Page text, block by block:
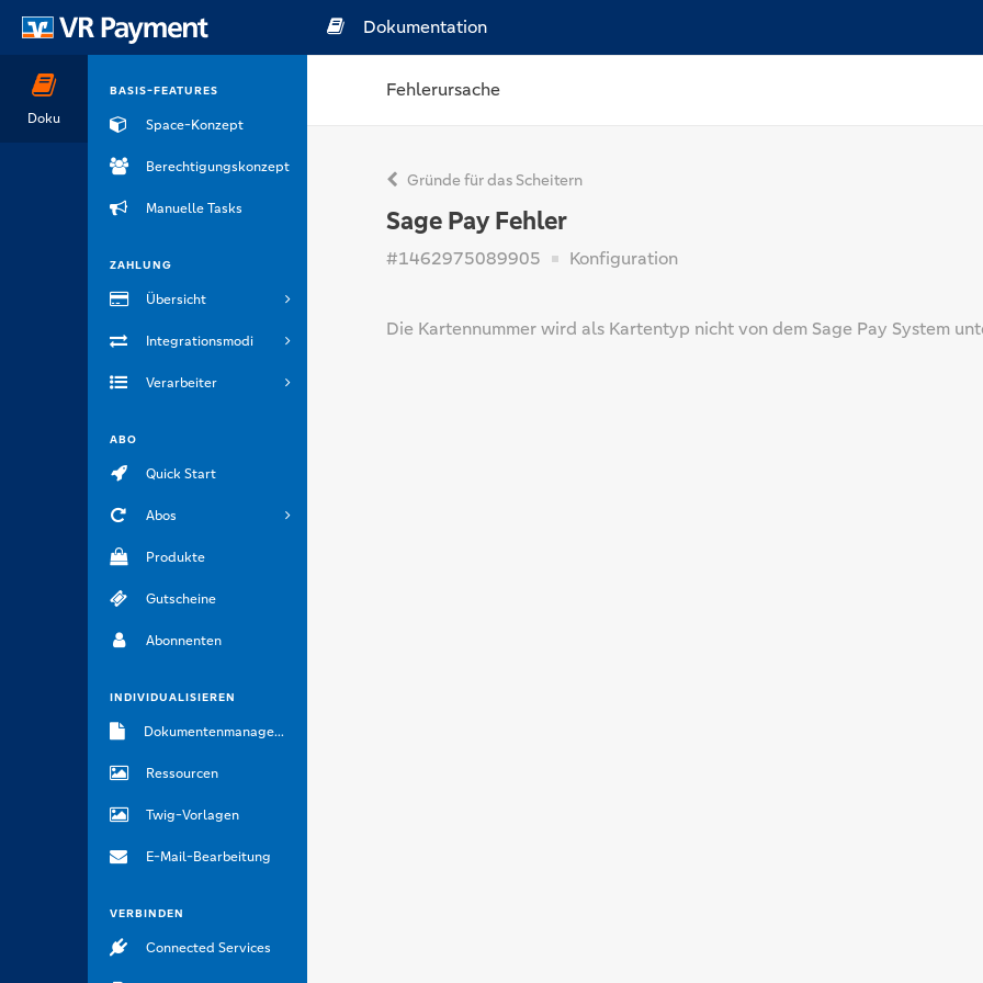
Doku
BASIS-FEATURES
Space-Konzept
Berechtigungskonzept
Manuelle Tasks
ZAHLUNG
Übersicht
Integrationsmodi
Verarbeiter
ABO
Quick Start
Abos
Produkte
Gutscheine
Abonnenten
INDIVIDUALISIEREN
Dokumentenmanagement
Ressourcen
Twig-Vorlagen
E-Mail-Bearbeitung
VERBINDEN
Connected Services
Dokumentation
Fehlerursache
Gründe für das Scheitern
Sage Pay Fehler
#1462975089905 Konfiguration
Die Kartennummer wird als Kartentyp nicht von dem Sage Pay System